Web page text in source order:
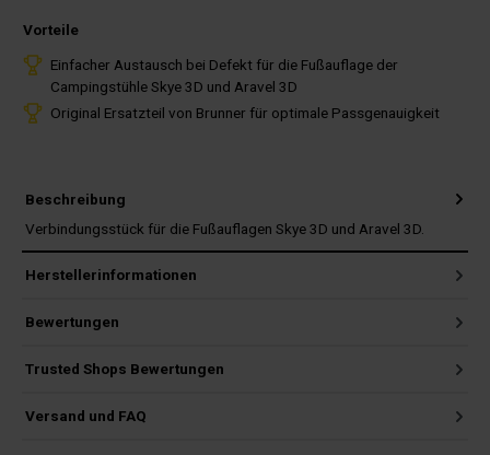
Vorteile
Einfacher Austausch bei Defekt für die Fußauflage der
Campingstühle Skye 3D und Aravel 3D
Original Ersatzteil von Brunner für optimale Passgenauigkeit
Beschreibung
Verbindungsstück für die Fußauflagen Skye 3D und Aravel 3D.
Herstellerinformationen
Bewertungen
Trusted Shops Bewertungen
Versand und FAQ